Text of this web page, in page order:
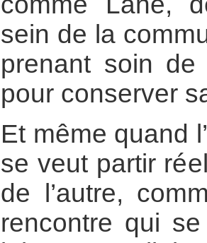
sein de la
prenant soin
pour conserver
Et même quand
se veut partir
de l’autre,
rencontre qui